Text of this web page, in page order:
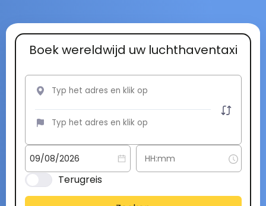
Boek wereldwijd uw luchthaventaxi
Terugreis